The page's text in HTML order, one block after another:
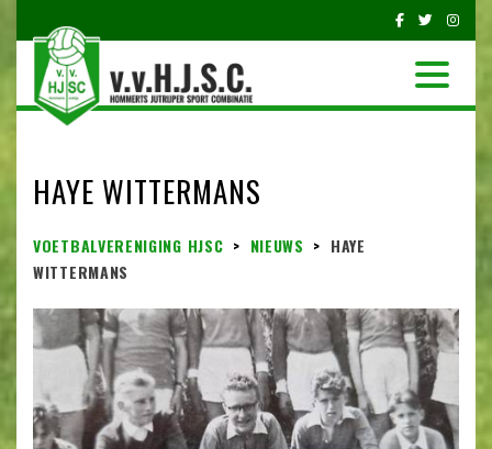
HAYE WITTERMANS
VOETBALVERENIGING HJSC > NIEUWS > HAYE
WITTERMANS